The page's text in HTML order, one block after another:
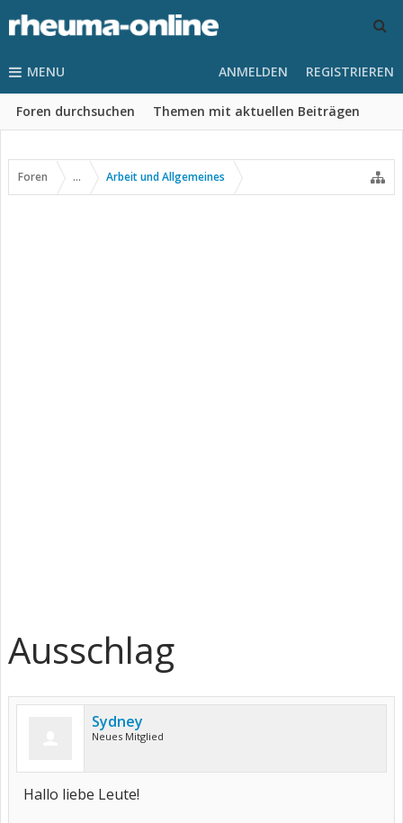
MENU
Foren durchsuchen Themen mit aktuellen Beiträgen
ANMELDEN REGISTRIEREN
Foren ... Arbeit und Allgemeines
Ausschlag
Sydney
Neues Mitglied
Hallo liebe Leute!